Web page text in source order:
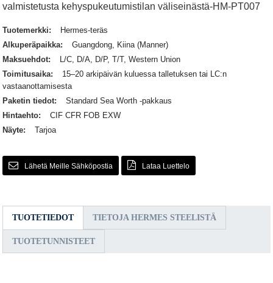
valmistetusta kehyspukeutumistilan väliseinästä-HM-PT007
Tuotemerkki:
Hermes-teräs
Alkuperäpaikka:
Guangdong, Kiina (Manner)
Maksuehdot:
L/C, D/A, D/P, T/T, Western Union
Toimitusaika:
15–20 arkipäivän kuluessa talletuksen tai LC:n
vastaanottamisesta
Paketin tiedot:
Standard Sea Worth -pakkaus
Hintaehto:
CIF CFR FOB EXW
Näyte:
Tarjoa
Lähetä Meille Sähköpostia Lataa Luettelo
TUOTETIEDOT TIETOJA HERMES STEELISTÄ
TUOTETUNNISTEET